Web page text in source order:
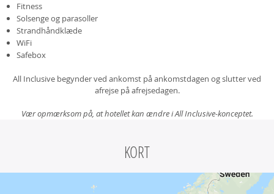
Fitness
Solsenge og parasoller
Strandhåndklæde
WiFi
Safebox
All Inclusive begynder ved ankomst på ankomstdagen og slutter ved
afrejse på afrejsedagen.
Vær opmærksom på, at hotellet kan ændre i All Inclusive-konceptet.
KORT